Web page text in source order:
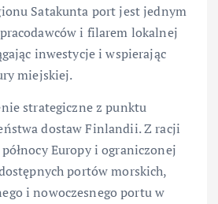
Satakunta port jest jednym
i filarem lokalnej
inwestycje i wspierając
miejskiej.
strategiczne z punktu
dostaw Finlandii. Z racji
Europy i ograniczonej
portów morskich,
i nowoczesnego portu w